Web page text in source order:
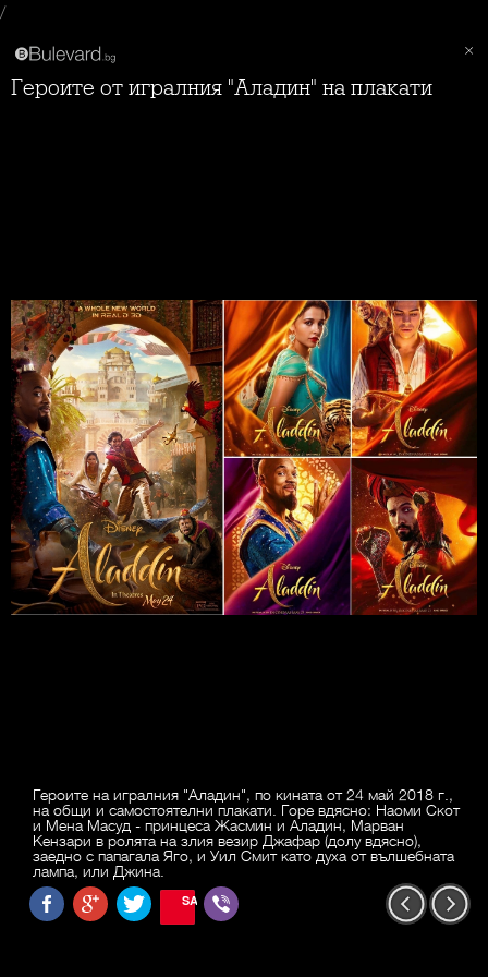
/
Героите от игралния "Аладин" на плакати
Героите на игралния "Аладин", по кината от 24 май 2018 г.,
на общи и самостоятелни плакати. Горе вдясно: Наоми Скот
и Мена Масуд - принцеса Жасмин и Аладин, Марван
Кензари в ролята на злия везир Джафар (долу вдясно),
заедно с папагала Яго, и Уил Смит като духа от вълшебната
лампа, или Джина.
SAVE